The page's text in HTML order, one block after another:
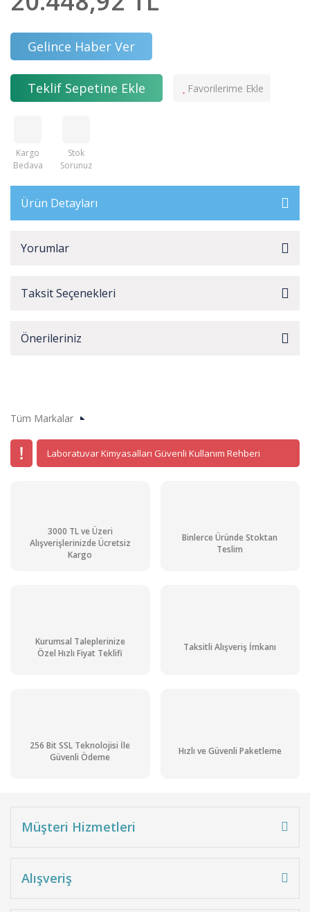
Gelince Haber Ver
Teklif Sepetine Ekle
Kargo
Bedava
Stok
Sorunuz
Ürün Detayları
Yorumlar
Taksit Seçenekleri
Önerileriniz
Tüm Markalar
Laboratuvar Kimyasalları Güvenli Kullanım Rehberi
3000 TL ve Üzeri
Alışverişlerinizde Ücretsiz
Kargo
Binlerce Üründe Stoktan
Teslim
Kurumsal Taleplerinize
Özel Hızlı Fiyat Teklifi
Taksitli Alışveriş İmkanı
256 Bit SSL Teknolojisi İle
Güvenli Ödeme
Hızlı ve Güvenli Paketleme
Müşteri Hizmetleri
Alışveriş